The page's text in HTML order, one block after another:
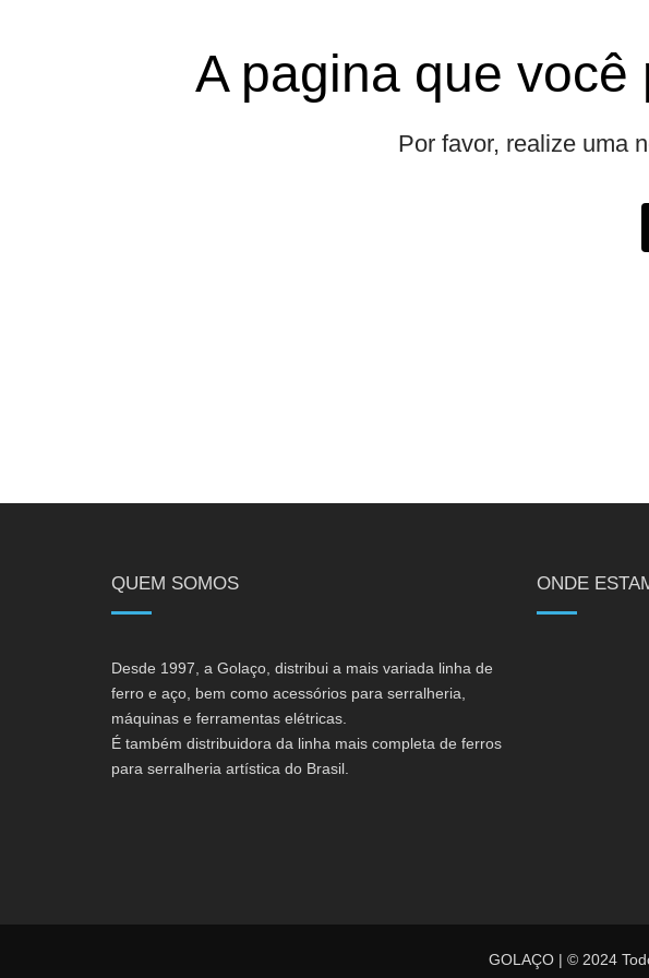
A pagina que
Por favor, realize uma
QUEM SOMOS
Desde 1997, a Golaço, distribui a mais variada linha de
ferro e aço, bem como acessórios para serralheria,
máquinas e ferramentas elétricas.
É também distribuidora da linha mais completa de ferros
para serralheria artística do Brasil.
ONDE
GOLAÇO | © 2024